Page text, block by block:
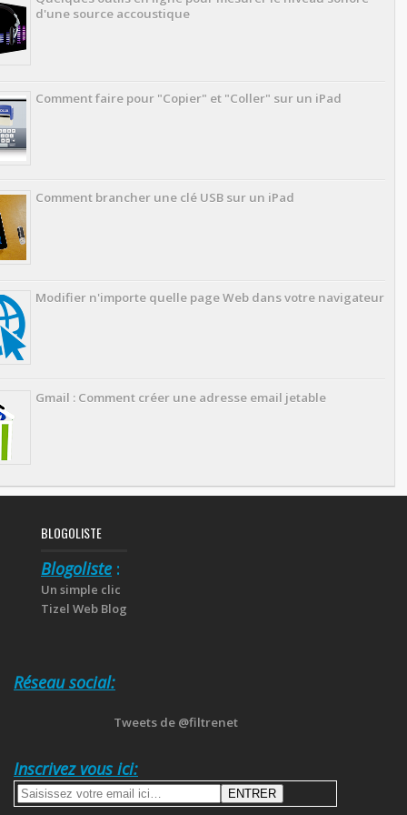
d'une source accoustique
Comment faire pour "Copier" et "Coller" sur un iPad
Comment brancher une clé USB sur un iPad
Modifier n'importe quelle page Web dans votre navigateur
Gmail : Comment créer une adresse email jetable
BLOGOLISTE
Blogoliste :
Un simple clic
Tizel Web Blog
Réseau social:
Tweets de @filtrenet
Inscrivez vous ici: